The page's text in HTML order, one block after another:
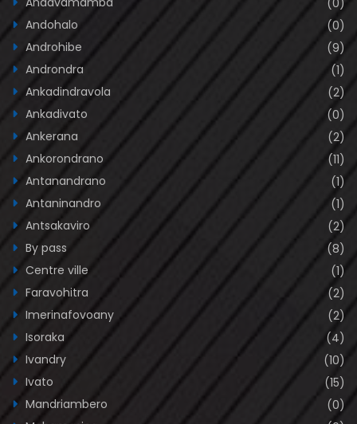
(0)
(2)
Ankorondrano
(11)
Antanandrano
(1)
Antaninandro
(1)
Antsakaviro
(2)
(8)
(1)
(2)
Imerinafovoany
(2)
(4)
Ivandry
(10)
(15)
Mandriambero
(0)
Mahamasina
(0)
Manjakandriana
(1)
Talata volonondry
(1)
Tanjombato
(6)
(1)